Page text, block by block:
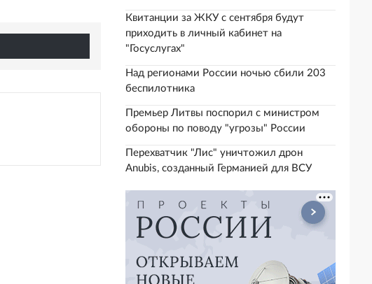
Квитанции за ЖКУ с сентября будут
приходить в личный кабинет на
"Госуслугах"
Над регионами России ночью сбили 203
беспилотника
Премьер Литвы поспорил с министром
обороны по поводу "угрозы" России
Перехватчик "Лис" уничтожил дрон
Anubis, созданный Германией для ВСУ